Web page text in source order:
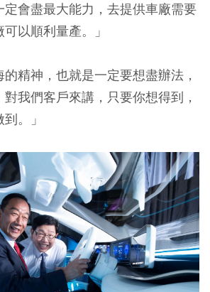
定會盡最大能力，去提供車廠需要
以順利量產。」
的精神，也就是一定要想盡辦法，
我們客戶來講，只要你想得到，
。」